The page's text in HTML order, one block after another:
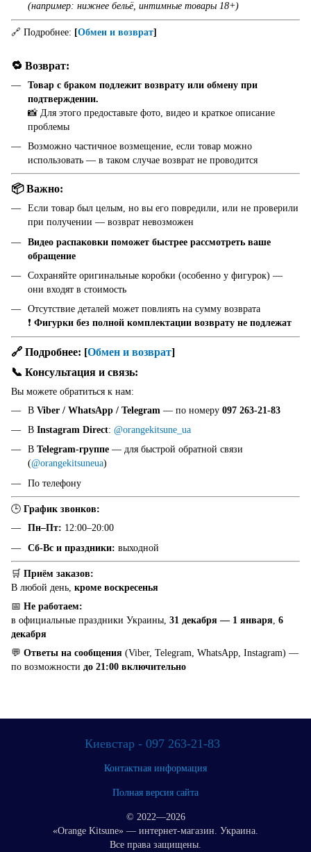
(например: нижнее бельё, интимные товары 18+)
🔗 Подробнее: [Обмен и возврат]
🔁 Возврат:
Товар с браком подлежит возврату или обмену при
подтверждении.
📸 Для этого предоставьте фото, видео и краткое описание
проблемы
Возможно частичное возмещение, если товар можно
использовать — в таком случае возврат не проводится
📦 Важно:
Если товар был целым, но вы его повредили, или не проверили
при получении — возврат невозможен
Видео распаковки поможет быстрее рассмотреть ваше
обращение
Сохраняйте оригинальные коробки (особенно у фигурок) —
они входят в стоимость
Отсутствие деталей может повлиять на сумму возврата
❗ Фигурки без полной комплектации возврату не подлежат
🔗 Подробнее: [Обмен и возврат]
📞 Консультация и связь:
Вы можете обратиться к нам:
В Viber / WhatsApp / Telegram — по номеру 097 263-21-83
В Instagram Direct: @orangekitsune_ua
В Telegram-группе — для быстрой обратной связи
(@orangekitsuneua)
По телефону
🕒 График звонков:
Пн–Пт: 12:00–20:00
Сб-Вс и праздники: выходной
🛒 Приём заказов:
В любой день, кроме воскресенья
📅 Не работаем:
в официальные праздники Украины, 31 декабря — 1 января 6
декабря
💬 Ответы на сообщения (Viber, Telegram, WhatsApp, Instagram) —
по возможности до 21:00 включительно
Киевстар - 097 263-21-83
Контактная информация
Полная версия сайта
© 2022—2026
«Orange Kitsune» — интернет-магазин. Украина.
Все права защищены.